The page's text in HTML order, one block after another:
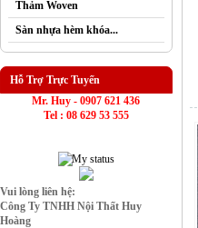
Thảm Woven
Sàn nhựa hèm khóa...
Hỗ Trợ Trực Tuyến
Mr. Huy - 0907 621 436
Tel : 08 629 53 555
Vui lòng liên hệ:
Công Ty TNHH Nội Thất Huy
Hoàng